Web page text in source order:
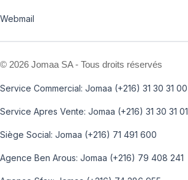
Webmail
© 2026 Jomaa SA - Tous droits réservés
Service Commercial: Jomaa (+216) 31 30 31 00
Service Apres Vente: Jomaa (+216) 31 30 31 01
Siège Social: Jomaa (+216) 71 491 600
Agence Ben Arous: Jomaa (+216) 79 408 241